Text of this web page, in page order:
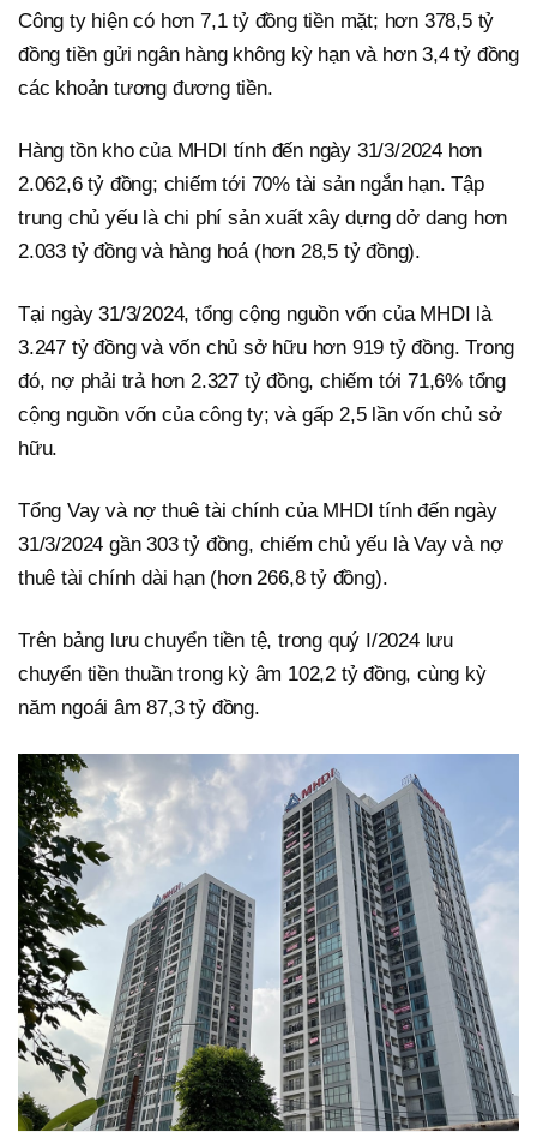
Công ty hiện có hơn 7,1 tỷ đồng tiền mặt; hơn 378,5 tỷ
đồng tiền gửi ngân hàng không kỳ hạn và hơn 3,4 tỷ đồng
các khoản tương đương tiền.
Hàng tồn kho của MHDI tính đến ngày 31/3/2024 hơn
2.062,6 tỷ đồng; chiếm tới 70% tài sản ngắn hạn. Tập
trung chủ yếu là chi phí sản xuất xây dựng dở dang hơn
2.033 tỷ đồng và hàng hoá (hơn 28,5 tỷ đồng).
Tại ngày 31/3/2024, tổng cộng nguồn vốn của MHDI là
3.247 tỷ đồng và vốn chủ sở hữu hơn 919 tỷ đồng. Trong
đó, nợ phải trả hơn 2.327 tỷ đồng, chiếm tới 71,6% tổng
cộng nguồn vốn của công ty; và gấp 2,5 lần vốn chủ sở
hữu.
Tổng Vay và nợ thuê tài chính của MHDI tính đến ngày
31/3/2024 gần 303 tỷ đồng, chiếm chủ yếu là Vay và nợ
thuê tài chính dài hạn (hơn 266,8 tỷ đồng).
Trên bảng lưu chuyển tiền tệ, trong quý I/2024 lưu
chuyển tiền thuần trong kỳ âm 102,2 tỷ đồng, cùng kỳ
năm ngoái âm 87,3 tỷ đồng.